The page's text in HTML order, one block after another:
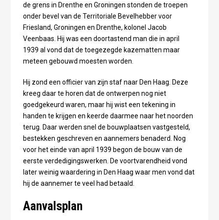
de grens in Drenthe en Groningen stonden de troepen
onder bevel van de Territoriale Bevelhebber voor
Friesland, Groningen en Drenthe, kolonel Jacob
Veenbaas. Hij was een doortastend man die in april
1939 al vond dat de toegezegde kazematten maar
meteen gebouwd moesten worden.
Hij zond een officier van zijn staf naar Den Haag. Deze
kreeg daar te horen dat de ontwerpen nog niet
goedgekeurd waren, maar hij wist een tekening in
handen te krijgen en keerde daarmee naar het noorden
terug. Daar werden snel de bouwplaatsen vastgesteld,
bestekken geschreven en aannemers benaderd. Nog
voor het einde van april 1939 begon de bouw van de
eerste verdedigingswerken. De voortvarendheid vond
later weinig waardering in Den Haag waar men vond dat
hij de aannemer te veel had betaald.
Aanvalsplan